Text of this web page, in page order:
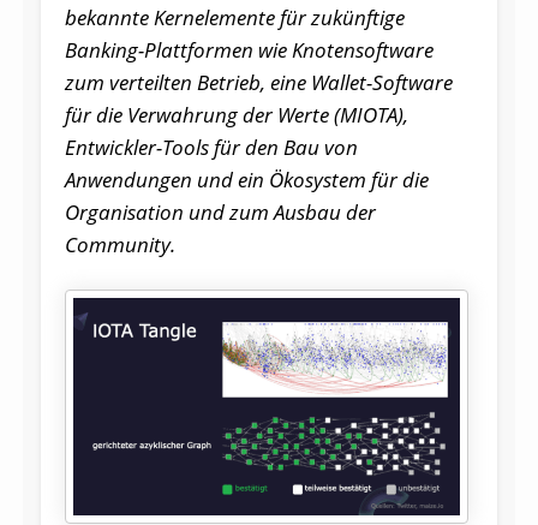
bekannte Kernelemente für zukünftige
Banking-Plattformen wie Knotensoftware
zum verteilten Betrieb, eine Wallet-Software
für die Verwahrung der Werte (MIOTA),
Entwickler-Tools für den Bau von
Anwendungen und ein Ökosystem für die
Organisation und zum Ausbau der
Community.